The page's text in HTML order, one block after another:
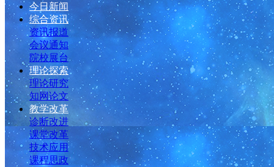
今日新闻
综合资讯
资讯报道
会议通知
院校展台
理论探索
理论研究
知网论文
教学改革
诊断改进
课堂改革
技术应用
课程思政